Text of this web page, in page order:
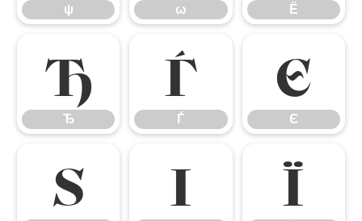
ψ ω Ё
Ђ
Ђ
Ѓ
Ѓ
Є
Є
Ѕ І Ї